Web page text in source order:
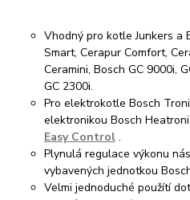
Vhodný pro kotle Junkers a
Smart, Cerapur Comfort,
Ceramini, Bosch GC 9000i,
GC 2300i.
Pro elektrokotle Bosch
elektronikou Bosch
Easy Control .
Plynulá regulace výkonu
vybavených jednotkou
Velmi jednoduché použítí